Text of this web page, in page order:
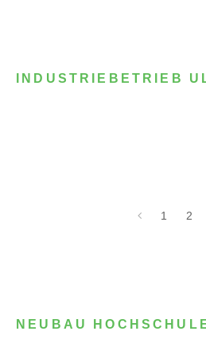
INDUSTRIEBETRIEB
1 2
NEUBAU